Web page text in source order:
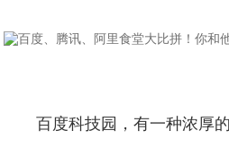
百度科技园，有一种浓厚的